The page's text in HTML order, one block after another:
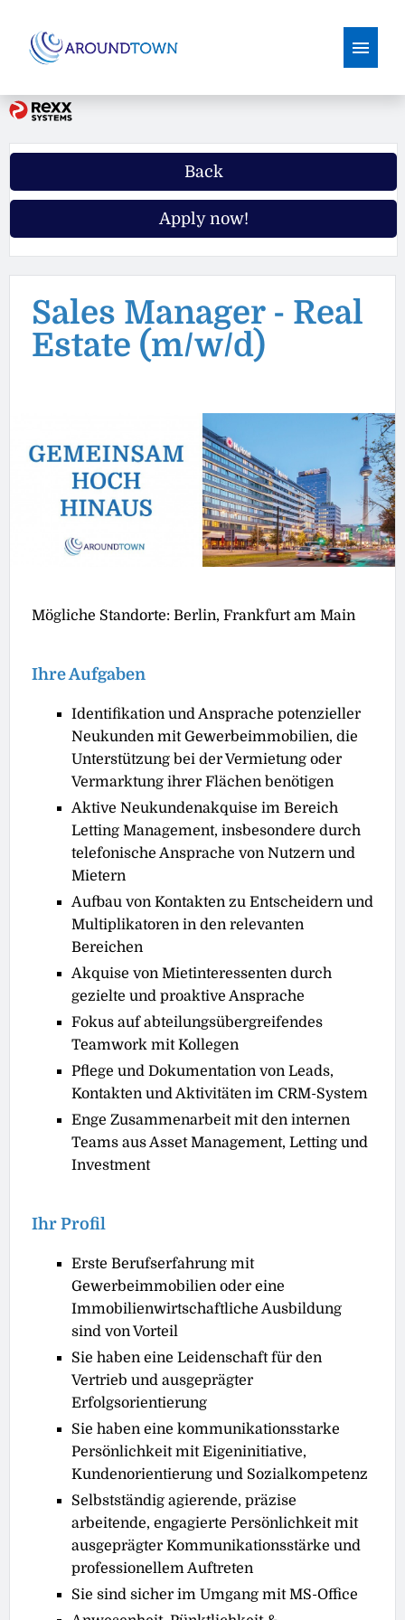
German
Job offers
Why Aroundtown
Back
Apply now!
Sales Manager - Real
Estate (m/w/d)
Mögliche Standorte: Berlin, Frankfurt am Main
Ihre Aufgaben
Identifikation und Ansprache potenzieller
Neukunden mit Gewerbeimmobilien, die
Unterstützung bei der Vermietung oder
Vermarktung ihrer Flächen benötigen
Aktive Neukundenakquise im Bereich
Letting Management, insbesondere durch
telefonische Ansprache von Nutzern und
Mietern
Aufbau von Kontakten zu Entscheidern und
Multiplikatoren in den relevanten
Bereichen
Akquise von Mietinteressenten durch
gezielte und proaktive Ansprache
Fokus auf abteilungsübergreifendes
Teamwork mit Kollegen
Pflege und Dokumentation von Leads,
Kontakten und Aktivitäten im CRM-System
Enge Zusammenarbeit mit den internen
Teams aus Asset Management, Letting und
Investment
Ihr Profil
Erste Berufserfahrung mit
Gewerbeimmobilien oder eine
Immobilienwirtschaftliche Ausbildung
sind von Vorteil
Sie haben eine Leidenschaft für den
Vertrieb und ausgeprägter
Erfolgsorientierung
Sie haben eine kommunikationsstarke
Persönlichkeit mit Eigeninitiative,
Kundenorientierung und Sozialkompetenz
Selbstständig agierende, präzise
arbeitende, engagierte Persönlichkeit mit
ausgeprägter Kommunikationsstärke und
professionellem Auftreten
Sie sind sicher im Umgang mit MS-Office